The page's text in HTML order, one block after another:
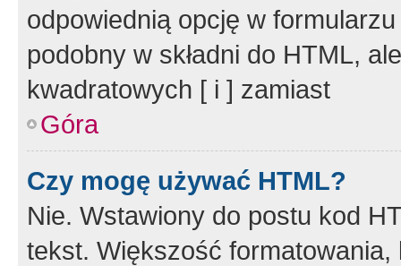
odpowiednią opcję w
podobny w składni do HTML,
kwadratowych [ i ] zamiast
Góra
Czy mogę używać HTML?
Nie. Wstawiony do postu kod
tekst. Większość